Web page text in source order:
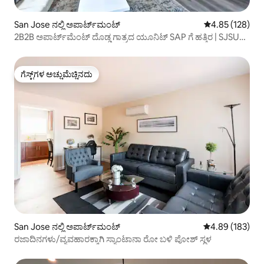
San Jose ನಲ್ಲಿ ಅಪಾರ್ಟ್‌ಮಂಟ್ 5 ರಲ್ಲಿ 4.85
4.85 (128)
2B2B ಅಪಾರ್ಟ್‌ಮೆಂಟ್ ದೊಡ್ಡ ಗಾತ್ರದ ಯೂನಿಟ್ SAP ಗೆ ಹತ್ತಿರ | SJSU
ಗೆಸ್ಟ್‌ಗಳ ಅಚ್ಚುಮೆಚ್ಚಿನದು
ಗೆಸ್ಟ್‌ಗಳ ಅಚ್ಚುಮೆಚ್ಚಿನದು
San Jose ನಲ್ಲಿ ಅಪಾರ್ಟ್‌ಮಂಟ್ 5 ರಲ್ಲಿ 4.89
4.89 (183)
ರಜಾದಿನಗಳು/ವ್ಯವಹಾರಕ್ಕಾಗಿ ಸ್ಯಾಂಟಾನಾ ರೋ ಬಳಿ ಪೋಶ್ ಸ್ಥಳ